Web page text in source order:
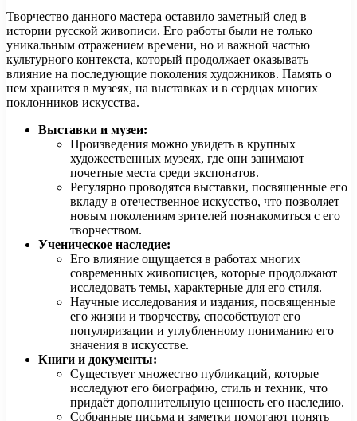
Творчество данного мастера оставило заметный след в
истории русской живописи. Его работы были не только
уникальным отражением времени, но и важной частью
культурного контекста, который продолжает оказывать
влияние на последующие поколения художников. Память о
нем хранится в музеях, на выставках и в сердцах многих
поклонников искусства.
Выставки и музеи:
Произведения можно увидеть в крупных
художественных музеях, где они занимают
почетные места среди экспонатов.
Регулярно проводятся выставки, посвященные его
вкладу в отечественное искусство, что позволяет
новым поколениям зрителей познакомиться с его
творчеством.
Ученическое наследие:
Его влияние ощущается в работах многих
современных живописцев, которые продолжают
исследовать темы, характерные для его стиля.
Научные исследования и издания, посвященные
его жизни и творчеству, способствуют его
популяризации и углубленному пониманию его
значения в искусстве.
Книги и документы:
Существует множество публикаций, которые
исследуют его биографию, стиль и техник, что
придаёт дополнительную ценность его наследию.
Собранные письма и заметки помогают понять